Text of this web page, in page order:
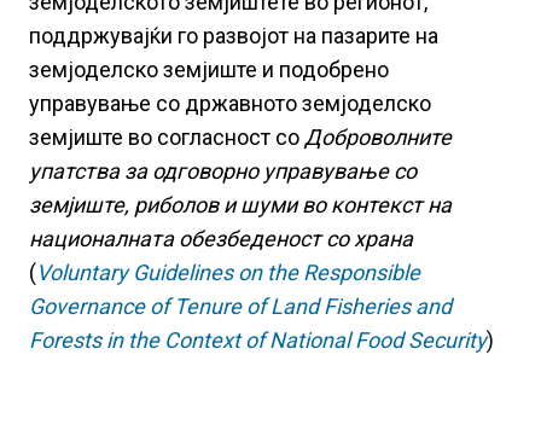
поддржувајќи го развојот на пазарите на
земјоделско земјиште и подобрено
управување со државното земјоделско
земјиште во согласност соДоброволните
упатства за одговорно управување со
земјиште, риболов и шуми во контекст на
националната обезбеденост со храна
(Voluntary Guidelines on the Responsible
Governance of Tenure of Land Fisheries and
Forests in the Context of National Food Security)